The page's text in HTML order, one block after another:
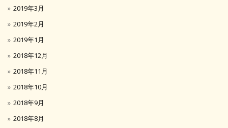
2019年3月
2019年2月
2019年1月
2018年12月
2018年11月
2018年10月
2018年9月
2018年8月